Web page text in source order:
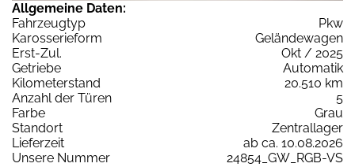
Allgemeine Daten:
Fahrzeugtyp
Pkw
Karosserieform
Geländewagen
Erst-Zul.
Okt / 2025
Getriebe
Automatik
Kilometerstand
20.510 km
Anzahl der Türen
5
Farbe
Grau
Standort
Zentrallager
Lieferzeit
ab ca. 10.08.2026
Unsere Nummer
24854_GW_RGB-VS